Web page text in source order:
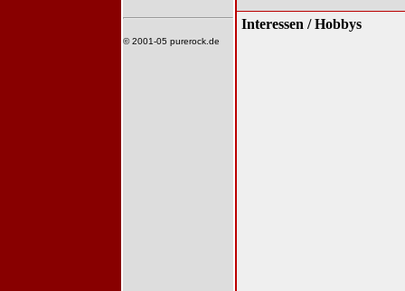
© 2001-05 purerock.de
Interessen / Hobbys